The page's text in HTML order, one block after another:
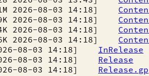
08-03 14:18]
08-03 14:18]
08-03 14:18]
08-03 14:18]
08-03 14:18] InRelease
08-03 14:18] Release
08-03 14:18]